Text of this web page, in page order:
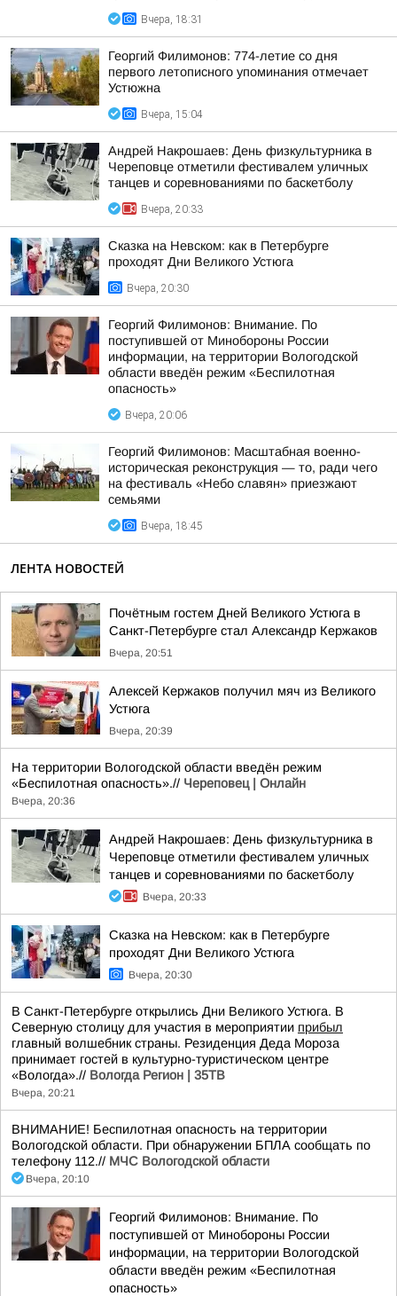
Вчера, 18:31
Георгий Филимонов: 774-летие со дня
первого летописного упоминания отмечает
Устюжна
Вчера, 15:04
Андрей Накрошаев: День физкультурника в
Череповце отметили фестивалем уличных
танцев и соревнованиями по баскетболу
Вчера, 20:33
Сказка на Невском: как в Петербурге
проходят Дни Великого Устюга
Вчера, 20:30
Георгий Филимонов: Внимание. По
поступившей от Минобороны России
информации, на территории Вологодской
области введён режим «Беспилотная
опасность»
Вчера, 20:06
Георгий Филимонов: Масштабная военно-
историческая реконструкция — то, ради чего
на фестиваль «Небо славян» приезжают
семьями
Вчера, 18:45
ЛЕНТА НОВОСТЕЙ
Почётным гостем Дней Великого Устюга в
Санкт-Петербурге стал Александр Кержаков
Вчера, 20:51
Алексей Кержаков получил мяч из Великого
Устюга
Вчера, 20:39
На территории Вологодской области введён режим
«Беспилотная опасность».// Череповец | Онлайн
Вчера, 20:36
Андрей Накрошаев: День физкультурника в
Череповце отметили фестивалем уличных
танцев и соревнованиями по баскетболу
Вчера, 20:33
Сказка на Невском: как в Петербурге
проходят Дни Великого Устюга
Вчера, 20:30
В Санкт-Петербурге открылись Дни Великого Устюга. В
Северную столицу для участия в мероприятии прибыл
главный волшебник страны. Резиденция Деда Мороза
принимает гостей в культурно-туристическом центре
«Вологда».// Вологда Регион | 35ТВ
Вчера, 20:21
ВНИМАНИЕ! Беспилотная опасность на территории
Вологодской области. При обнаружении БПЛА сообщать по
телефону 112.// МЧС Вологодской области
Вчера, 20:10
Георгий Филимонов: Внимание. По
поступившей от Минобороны России
информации, на территории Вологодской
области введён режим «Беспилотная
опасность»